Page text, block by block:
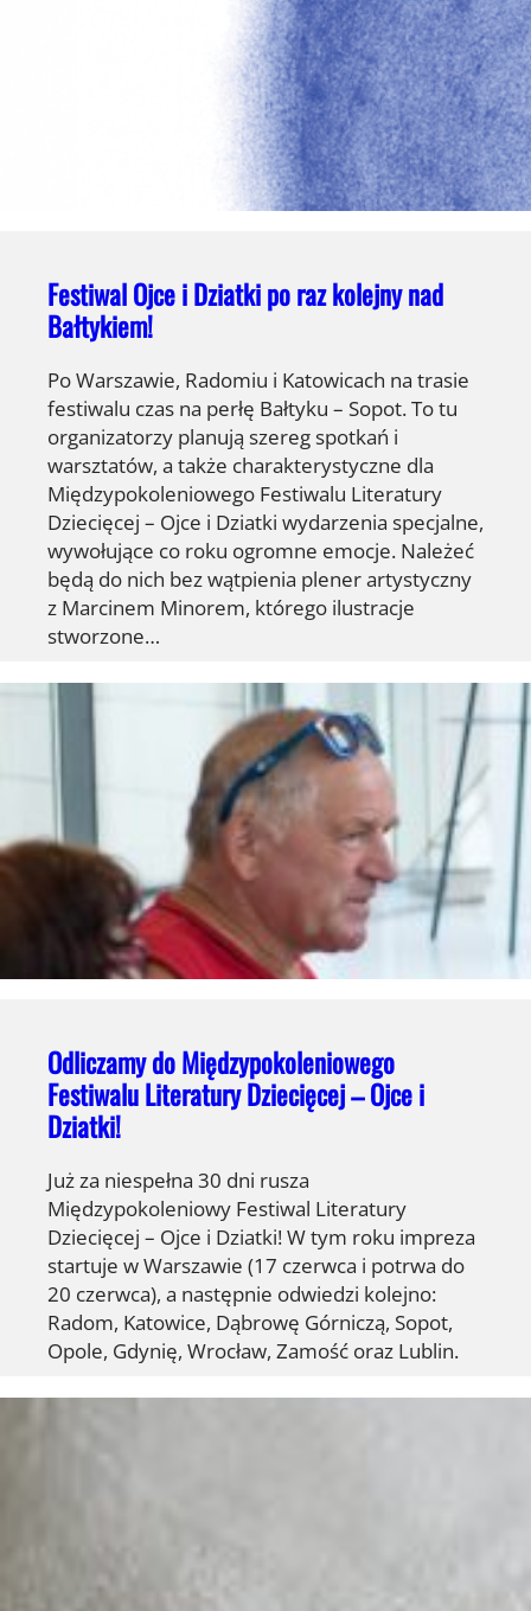
Festiwal Ojce i Dziatki po raz kolejny nad
Bałtykiem!
Po Warszawie, Radomiu i Katowicach na trasie
festiwalu czas na perłę Bałtyku – Sopot. To tu
organizatorzy planują szereg spotkań i
warsztatów, a także charakterystyczne dla
Międzypokoleniowego Festiwalu Literatury
Dziecięcej – Ojce i Dziatki wydarzenia specjalne,
wywołujące co roku ogromne emocje. Należeć
będą do nich bez wątpienia plener artystyczny
z Marcinem Minorem, którego ilustracje
stworzone…
Odliczamy do Międzypokoleniowego
Festiwalu Literatury Dziecięcej – Ojce i
Dziatki!
Już za niespełna 30 dni rusza
Międzypokoleniowy Festiwal Literatury
Dziecięcej – Ojce i Dziatki! W tym roku impreza
startuje w Warszawie (17 czerwca i potrwa do
20 czerwca), a następnie odwiedzi kolejno:
Radom, Katowice, Dąbrowę Górniczą, Sopot,
Opole, Gdynię, Wrocław, Zamość oraz Lublin.